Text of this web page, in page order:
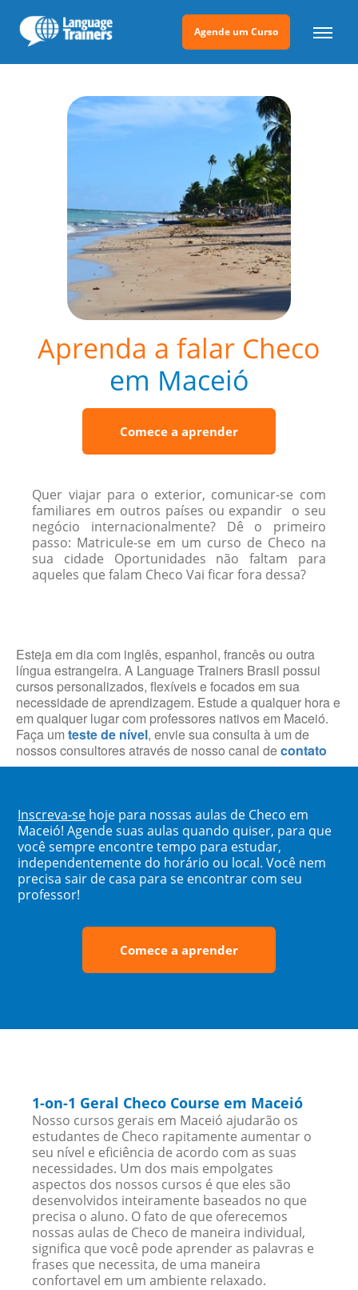
Agende um Curso
Aprenda a falar Checo
em Maceió
Comece a aprender
Quer viajar para o exterior, comunicar-se com
familiares em outros países ou expandir o seu
negócio internacionalmente? Dê o primeiro
passo: Matricule-se em um curso de Checo na
sua cidade Oportunidades não faltam para
aqueles que falam Checo Vai ficar fora dessa?
Esteja em dia com inglês, espanhol, francês ou outra
língua estrangeira. A Language Trainers Brasil possui
cursos personalizados, flexíveis e focados em sua
necessidade de aprendizagem. Estude a qualquer hora e
em qualquer lugar com professores nativos em Maceió.
Faça um teste de nível, envie sua consulta à um de
nossos consultores através de nosso canal decontato
Inscreva-se hoje para nossas aulas de Checo em
Maceió! Agende suas aulas quando quiser, para que
você sempre encontre tempo para estudar,
independentemente do horário ou local. Você nem
precisa sair de casa para se encontrar com seu
professor!
Comece a aprender
1-on-1 Geral Checo Course em Maceió
Nosso cursos gerais em Maceió ajudarão os
estudantes de Checo rapitamente aumentar o
seu nível e eficiência de acordo com as suas
necessidades. Um dos mais empolgates
aspectos dos nossos cursos é que eles são
desenvolvidos inteiramente baseados no que
precisa o aluno. O fato de que oferecemos
nossas aulas de Checo de maneira individual,
significa que você pode aprender as palavras e
frases que necessita, de uma maneira
confortavel em um ambiente relaxado.